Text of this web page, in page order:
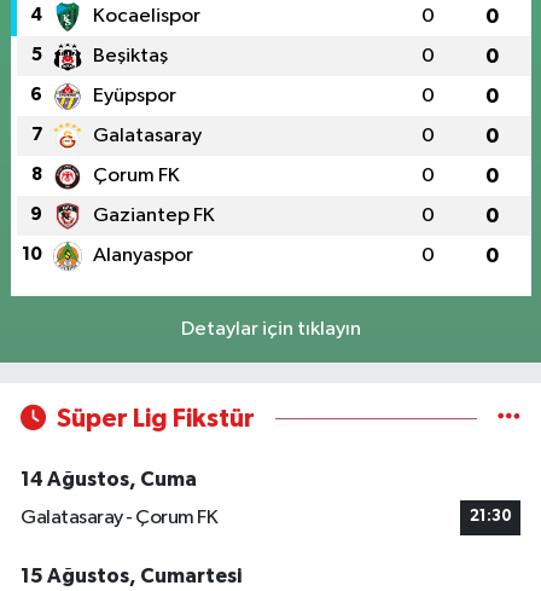
4 Kocaelispor 0 0
5 Beşiktaş 0 0
6 Eyüpspor 0 0
7 Galatasaray 0 0
8 Çorum FK 0 0
9 Gaziantep FK 0 0
10 Alanyaspor 0 0
Detaylar için tıklayın
Süper Lig Fikstür
14 Ağustos, Cuma
Galatasaray - Çorum FK
21:30
15 Ağustos, Cumartesi